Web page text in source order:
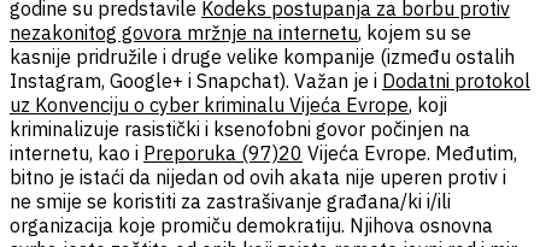
godine su predstavile Kodeks postupanja za borbu protiv
nezakonitog govora mržnje na internetu, kojem su se
kasnije pridružile i druge velike kompanije (između ostalih
Instagram, Google+ i Snapchat). Važan je i Dodatni protokol
uz Konvenciju o cyber kriminalu Vijeća Evrope, koji
kriminalizuje rasistički i ksenofobni govor počinjen na
internetu, kao i Preporuka (97)20 Vijeća Evrope. Međutim,
bitno je istaći da nijedan od ovih akata nije uperen protiv i
ne smije se koristiti za zastrašivanje građana/ki i/ili
organizacija koje promiču demokratiju. Njihova osnovna